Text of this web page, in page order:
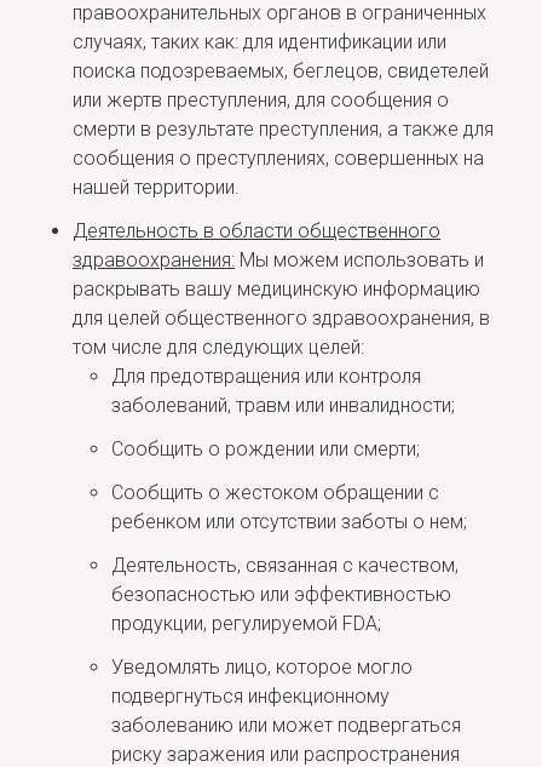
правоохранительных органов в ограниченных
случаях, таких как: для идентификации или
поиска подозреваемых, беглецов, свидетелей
или жертв преступления, для сообщения о
смерти в результате преступления, а также для
сообщения о преступлениях, совершенных на
нашей территории.
Деятельность в области общественного
здравоохранения: Мы можем использовать и
раскрывать вашу медицинскую информацию
для целей общественного здравоохранения, в
том числе для следующих целей:
Для предотвращения или контроля
заболеваний, травм или инвалидности;
Сообщить о рождении или смерти;
Сообщить о жестоком обращении с
ребенком или отсутствии заботы о нем;
Деятельность, связанная с качеством,
безопасностью или эффективностью
продукции, регулируемой FDA;
Уведомлять лицо, которое могло
подвергнуться инфекционному
заболеванию или может подвергаться
риску заражения или распространения